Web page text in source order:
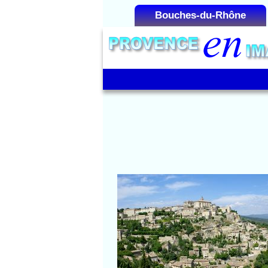
Bouches-du-Rhône
Liste des Microrégions :
Aix-en-Provence
La Sainte-Victoire
Les Alpilles
Marseille
Martigues
Gordes
Vue d'ensemble du